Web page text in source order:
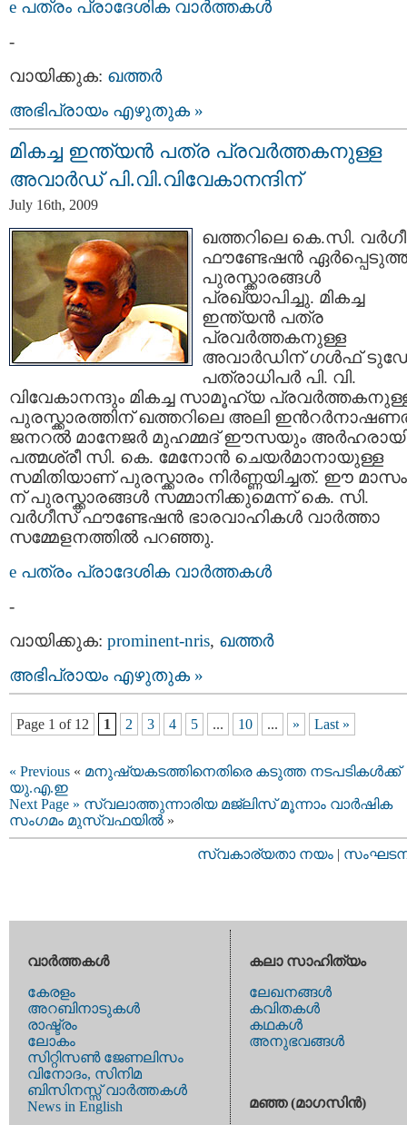
e പത്രം പ്രാദേശിക വാര്‍ത്തകള്‍
-
വായിക്കുക: ഖത്തര്‍
അഭിപ്രായം എഴുതുക »
മികച്ച ഇന്ത്യന്‍ പത്ര പ്രവര്‍ത്തകനുള്ള
അവാര്‍ഡ് പി.വി.വിവേകാനന്ദിന്
July 16th, 2009
ഖത്തറിലെ കെ.സി.
ഫൗണ്ടേഷന്‍
പുരസ്ക്കാരങ്ങള്‍
പ്രഖ്യാപിച്ചു. മികച്ച
ഇന്ത്യന്‍ പത്ര
പ്രവര്‍ത്തകനുള്ള
അവാര്‍ഡിന് ഗള്‍ഫ്
പത്രാധിപര്‍ പി. വി.
വിവേകാനന്ദും മികച്ച സാമൂഹ്യ
പുരസ്ക്കാരത്തിന് ഖത്തറിലെ അലി
ജനറല്‍ മാനേജര്‍ മുഹമ്മദ് ഈസയും
പത്മശ്രീ സി. കെ. മേനോന്‍ ചെയര്‍മാനായുള്ള
സമിതിയാണ് പുരസ്ക്കാരം നിര്‍ണ്ണയിച്ചത്. ഈ മാസം
ന് പുരസ്ക്കാരങ്ങള്‍ സമ്മാനിക്കുമെന്ന് കെ. സി.
വര്‍ഗീസ് ഫൗണ്ടേഷന്‍ ഭാരവാഹികള്‍ വാര്‍ത്താ
സമ്മേളനത്തില്‍ പറഞ്ഞു.
e പത്രം പ്രാദേശിക വാര്‍ത്തകള്‍
-
വായിക്കുക: prominent-nris, ഖത്തര്‍
അഭിപ്രായം എഴുതുക »
Page 1 of 12 1 2 3 4 5 ... 10 ... » Last »
« Previous « മനുഷ്യകടത്തിനെതിരെ കടുത്ത നടപടികള്‍ക്ക്
യു.എ.ഇ
Next Page » സ്വലാത്തുന്നാരിയ മജ്ലിസ്‌ മൂന്നാം വാര്‍ഷിക
സംഗമം മുസ്വഫയില്‍ »
സ്വകാര്യതാ നയം |
വാര്‍ത്തകള്‍
കേരളം
അറബിനാടുകള്‍
രാഷ്ട്രം
ലോകം
സിറ്റിസണ്‍ ജേണലിസം
വിനോദം, സിനിമ
ബിസിനസ്സ് വാര്‍ത്തകള്‍
News in English
കലാ സാഹിത്യം
ലേഖനങ്ങള്‍
കവിതകള്‍
കഥകള്‍
അനുഭവങ്ങള്‍
മഞ്ഞ (മാഗസിന്‍)